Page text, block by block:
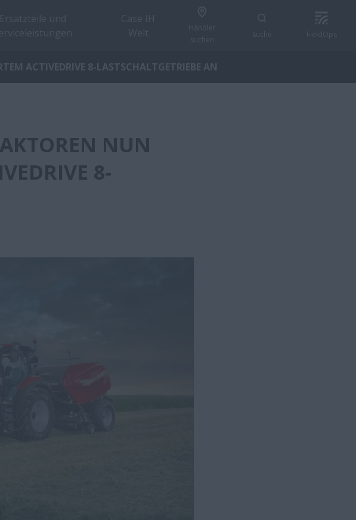
ACTIVEDRIVE 8-LASTSCHALTGETRIEBE AN
NUN
8-